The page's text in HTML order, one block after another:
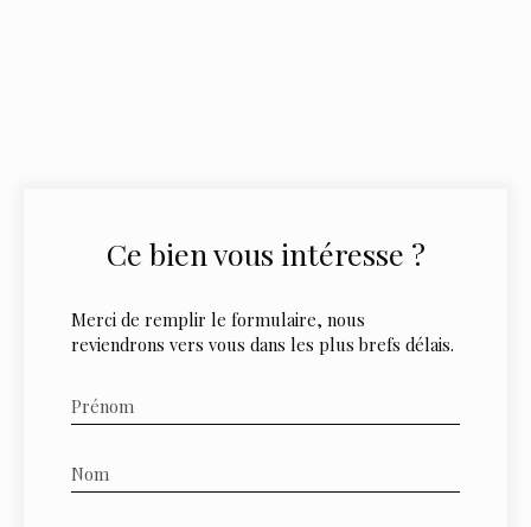
Ce bienvous intéresse ?
Merci de remplir le formulaire, nous
reviendrons vers vous dans les plus brefs délais.
Prénom
Nom